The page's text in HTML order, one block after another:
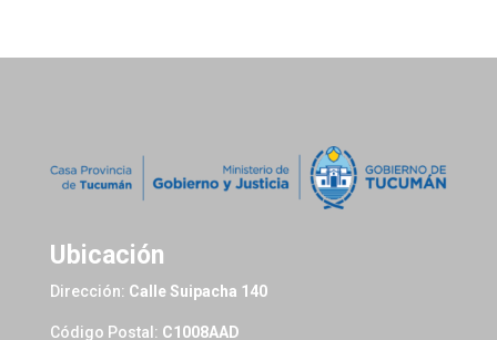
Ubicación
Dirección: Calle Suipacha 140
Código Postal: C1008AAD